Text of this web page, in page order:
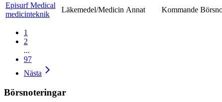
Episurf Medical
medicinteknik
Läkemedel/Medicin Annat Kommande
1
2
...
97
Nästa
Börsnoteringar